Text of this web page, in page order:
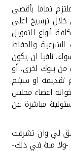
تماما بأقصى
خلال ترسيخ اعلى
أنواع التمويل
الشرعية والحفاظ
نافيا ان يكون
بنوك اخرى، أو
او سيتم
اعضاء مجلس
مباشرة عن
لي وان تشرفت
11 عاما خدمت -ولا منة في ذلك-